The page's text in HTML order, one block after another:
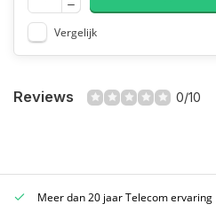
Vergelijk
Reviews 0/10
Meer dan 20 jaar Telecom ervaring